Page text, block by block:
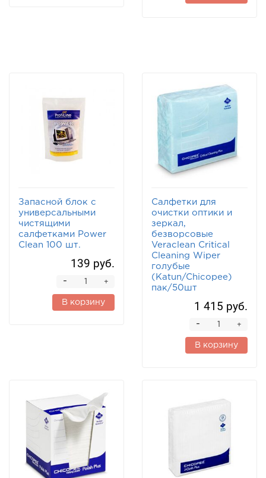
Запасной блок с
универсальными
чистящими
салфетками Power
Clean 100 шт.
139 руб.
+
-
В корзину
Салфетки для
очистки оптики и
зеркал,
безворсовые
Veraclean Critical
Cleaning Wiper
голубые
(Katun/Chicopee)
пак/50шт
1 415 руб.
+
-
В корзину